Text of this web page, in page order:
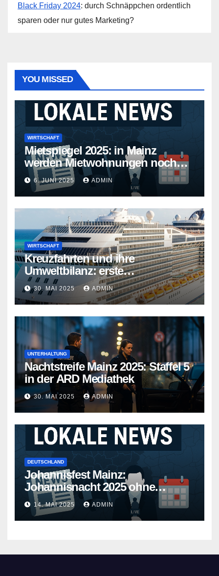
Black Friday 2024: durch Schnäppchen ordentlich
sparen oder nur gutes Marketing?
YOU MISSED
WIRTSCHAFT
Mietspiegel 2025: in Mainz
werden Mietwohnungen noch
teurer
6. JUNI 2025 ADMIN
WIRTSCHAFT
Kreuzfahrten und ihre
Umweltbilanz: erste
Kreuzfahrtschiffe gehen neue
Wege
30. MAI 2025 ADMIN
UNTERHALTUNG
Nachtstreife Mainz 2025: Staffel 5
in der ARD Mediathek
30. MAI 2025 ADMIN
DEUTSCHLAND
Johannisfest Mainz:
Johannisnacht 2025 ohne
Feuerwerk
14. MAI 2025 ADMIN